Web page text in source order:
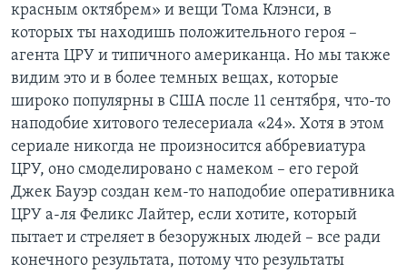
красным октябрем» и вещи Тома Клэнси, в
которых ты находишь положительного героя –
агента ЦРУ и типичного американца. Но мы также
видим это и в более темных вещах, которые
широко популярны в США после 11 сентября, что-то
наподобие хитового телесериала «24». Хотя в этом
сериале никогда не произносится аббревиатура
ЦРУ, оно смоделировано с намеком – его герой
Джек Бауэр создан кем-то наподобие оперативника
ЦРУ а-ля Феликс Лайтер, если хотите, который
пытает и стреляет в безоружных людей – все ради
конечного результата, потому что результаты